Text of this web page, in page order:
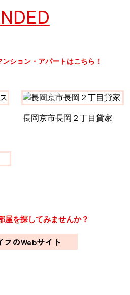
ション・アパートはこちら！
長岡京市長岡２丁目貸家
屋を探してみませんか？
フのWebサイト